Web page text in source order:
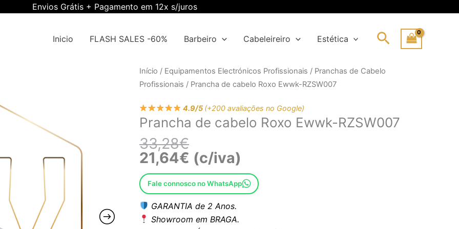
Envios Grátis + Pagamento em 12x s/juros
Inicio FLASH SALES -60% Barbeiro Cabeleireiro Estética Search
Início / Equipamentos Electrónicos Profissionais / Pranchas de Cabelo
Profissionais / Prancha de cabelo Roxo Ewwk-RZSW007
4.9/5 (+200 avaliações no Google)
Prancha de cabelo Roxo Ewwk-RZSW007
33,28€
O
preço
era:
33,28€.
O
preço
é:
21,64€.
21,64€ (c/iva)
Fale connosco no WhatsApp
GARANTIA de 2 Anos.
Showroom em BRAGA.
Quantidade
de
de
cabelo
Roxo
Ewwk-
RZSW007